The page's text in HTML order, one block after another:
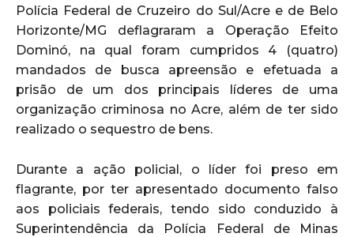
Polícia Federal de Cruzeiro do Sul/Acre e de Belo
Horizonte/MG deflagraram a Operação Efeito
Dominó, na qual foram cumpridos 4 (quatro)
mandados de busca apreensão e efetuada a
prisão de um dos principais líderes de uma
organização criminosa no Acre, além de ter sido
realizado o sequestro de bens.
Durante a ação policial, o líder foi preso em
flagrante, por ter apresentado documento falso
aos policiais federais, tendo sido conduzido à
Superintendência da Polícia Federal de Minas